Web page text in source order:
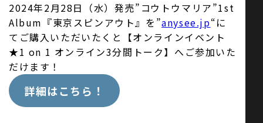
2024年2月28日（水）発売”コウトウマリア”1st
Album『東京スピンアウト』を”anysee.jp“に
てご購入いただいたくと【オンラインイベント
★1 on 1 オンライン3分間トーク】へご参加いた
だけます！
詳細はこちら！